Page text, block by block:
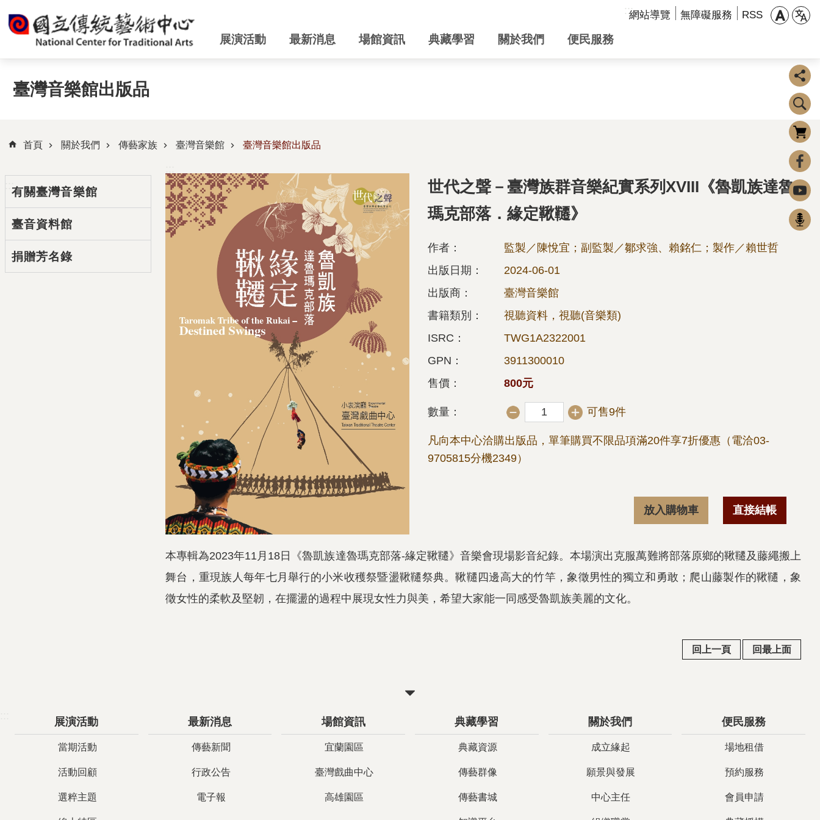
跳到主要內容區塊 :::網站導覽 無障礙服務 RSS
展演活動 最新消息 場館資訊 典藏學習 關於我們 便民服務
Youtube
臺灣音樂館出版品
首頁 關於我們 傳藝家族 臺灣音樂館 臺灣音樂館出版品
:::有關臺灣音樂館
臺音資料館
捐贈芳名錄
世代之聲－臺灣族群音樂紀實系列XVIII《魯凱族達魯
瑪克部落．緣定鞦韆》
作者：
監製／陳悅宜；副監製／鄒求強、賴銘仁；製作／賴世哲
出版日期：
2024-06-01
出版商：
臺灣音樂館
書籍類別：
視聽資料，視聽(音樂類)
ISRC：
TWG1A2322001
GPN：
3911300010
售價：
800元
數量： 可售9件
凡向本中心洽購出版品，單筆購買不限品項滿20件享7折優惠（電洽03-
9705815分機2349）
放入購物車 直接結帳
本專輯為2023年11月18日《魯凱族達魯瑪克部落-緣定鞦韆》音樂會現場影音紀錄。本場演出克服萬難將部落原鄉的鞦韆及藤繩搬上
舞台，重現族人每年七月舉行的小米收穫祭暨盪鞦韆祭典。鞦韆四邊高大的竹竿，象徵男性的獨立和勇敢；爬山藤製作的鞦韆，象
徵女性的柔軟及堅韌，在擺盪的過程中展現女性力與美，希望大家能一同感受魯凱族美麗的文化。
回上一頁 回最上面
展演活動
當期活動
活動回顧
選粹主題
最新消息
傳藝新聞
行政公告
電子報
場館資訊
宜蘭園區
臺灣戲曲中心
高雄園區
典藏學習
典藏資源
傳藝群像
傳藝書城
關於我們
成立緣起
願景與發展
中心主任
便民服務
場地租借
預約服務
會員申請